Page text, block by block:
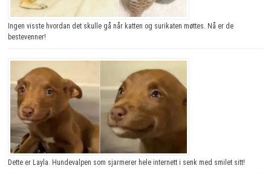
Ingen visste hvordan det skulle gå når katten og surikaten møttes. Nå er de
bestevenner!
Dette er Layla. Hundevalpen som sjarmerer hele internett i senk med smilet sitt!